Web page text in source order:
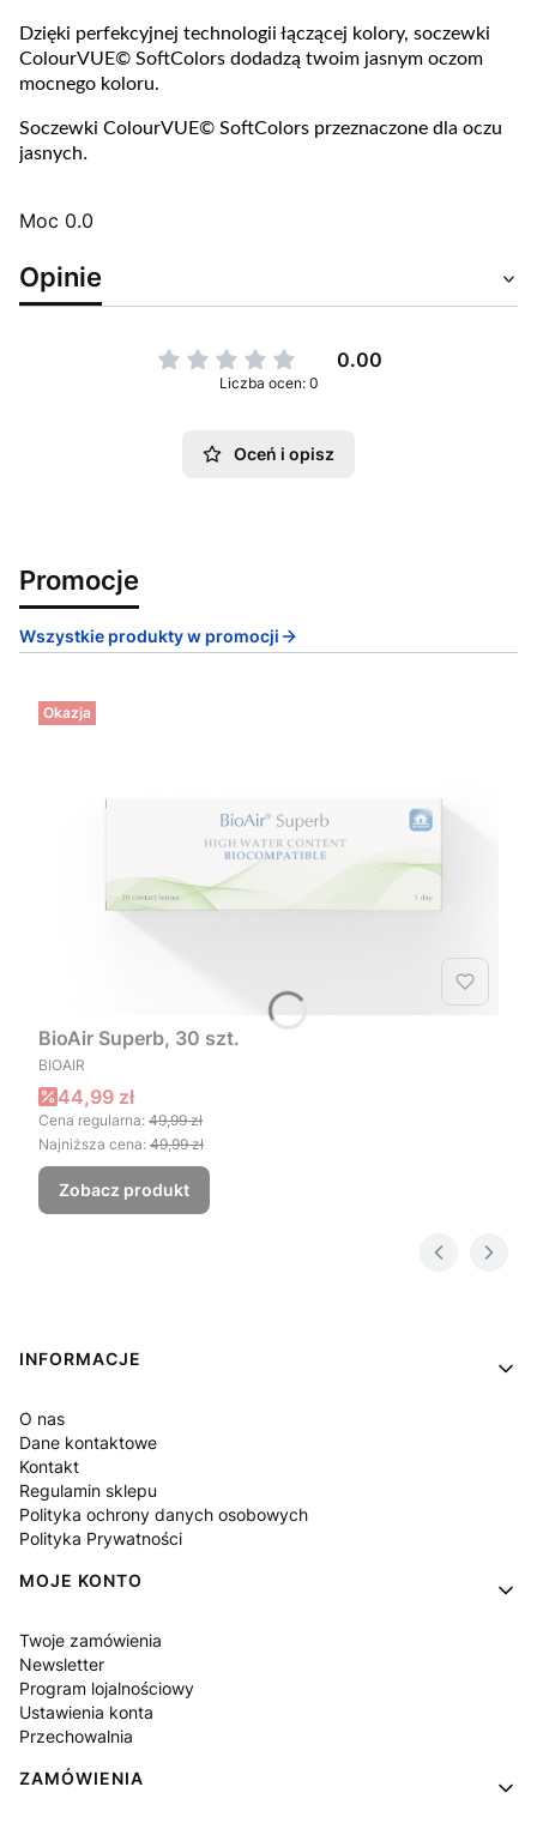
Dzięki perfekcyjnej technologii łączącej kolory, soczewki
ColourVUE© SoftColors dodadzą twoim jasnym oczom
mocnego koloru.
Soczewki ColourVUE© SoftColors przeznaczone dla oczu
jasnych.
Moc 0.0
Opinie
0.00
Liczba ocen: 0
Oceń i opisz
Promocje
Wszystkie produkty w promocji
Okazja
BioAir Superb, 30 szt.
PRODUCENT
BIOAIR
Cena promocyjna
44,99 zł
Cena regularna: 49,99 zł
Najniższa cena: 49,99 zł
Zobacz produkt
Linki w stopce
INFORMACJE
O nas
Dane kontaktowe
Kontakt
Regulamin sklepu
Polityka ochrony danych osobowych
Polityka Prywatności
MOJE KONTO
Twoje zamówienia
Newsletter
Program lojalnościowy
Ustawienia konta
Przechowalnia
ZAMÓWIENIA